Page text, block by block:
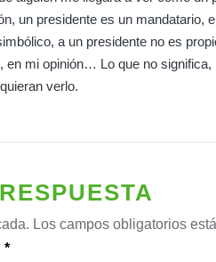
un presidente es un mandatario,
a un presidente no es
en mi opinión… Lo que no significa,
verlo.
Los campos obligatorios
*